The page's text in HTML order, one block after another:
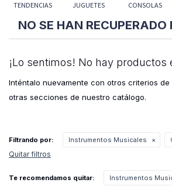
TENDENCIAS JUGUETES CONSOLAS
NO SE HAN RECUPERADO
¡Lo sentimos! No hay productos
Inténtalo nuevamente con otros criterios
otras secciones de nuestro catálogo.
Filtrando por: Instrumentos Musicales
Quitar filtros
Te recomendamos quitar: Instrumentos